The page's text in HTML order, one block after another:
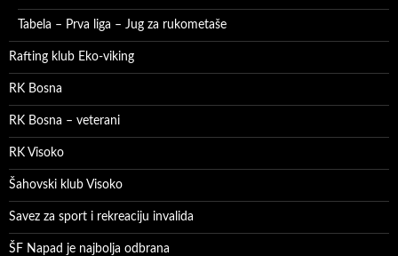
Tabela – Prva liga – Jug za rukometaše
Rafting klub Eko-viking
RK Bosna
RK Bosna – veterani
RK Visoko
Šahovski klub Visoko
Savez za sport i rekreaciju invalida
ŠF Napad je najbolja odbrana